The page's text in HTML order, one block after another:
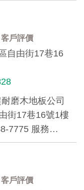
客戶評價
自由街17巷16
磨木地板公司
街17巷16號1樓
7775 服務…
客戶評價